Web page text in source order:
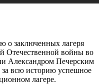
о заключенных лагеря
Отечественной войны во
Александром Печерским
за всю историю успешное
лагере.